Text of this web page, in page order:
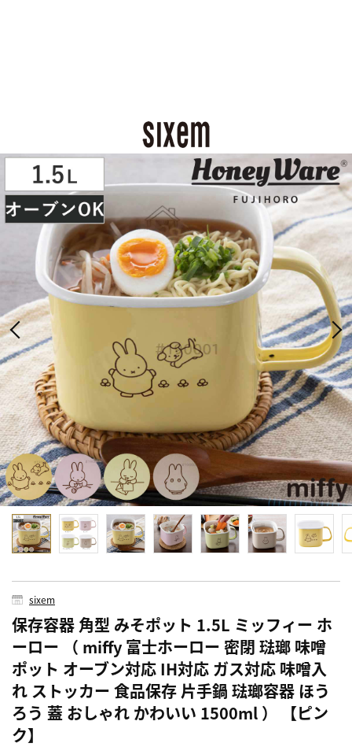
sixem
保存容器 角型 みそポット 1.5L ミッフィー ホ
ーロー （ miffy 富士ホーロー 密閉 琺瑯 味噌
ポット オーブン対応 IH対応 ガス対応 味噌入
れ ストッカー 食品保存 片手鍋 琺瑯容器 ほう
ろう 蓋 おしゃれ かわいい 1500ml ） 【ピン
ク】